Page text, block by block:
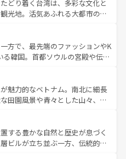
しい発見と感動が待っているハ
原生林やケアンズの熱帯雨林な
また、カフェやワイン、オージ
実しており、サーフィンやダイ
アウトドア好きにはたまらな
な魅力を存分に味わいつくそ
どり着く台湾は、多彩な文化と
光地。活気あふれる大都市の台
ある台湾東部など、都市の喧騒
おり、訪れる人に新しい発見と
また、奥深い台湾の食文化も魅
ツなど、バラエティ豊かな料理
、新着の台湾情報は コンテンツ一覧を参
方で、最先端のファッションやK
韓国。首都ソウルの宮殿や伝統
季折々の自然美を楽しむことが
焼肉、絶品のストリートフード
が待っている。夜には、韓国な
国の多彩な魅力を心ゆくまで味
てほしい。 なお、新着の韓国情報はコンテンツ一
魅力的なベトナム。南北に細長
田園風景や青々とした山々、世
づく。ハノイの古い町並みやホ
時代の建物も、独特の雰囲気を
ラエティの豊かさとおいしさで
する豊かな自然と歴史が息づく
ビルが立ち並ぶ一方、伝統的な